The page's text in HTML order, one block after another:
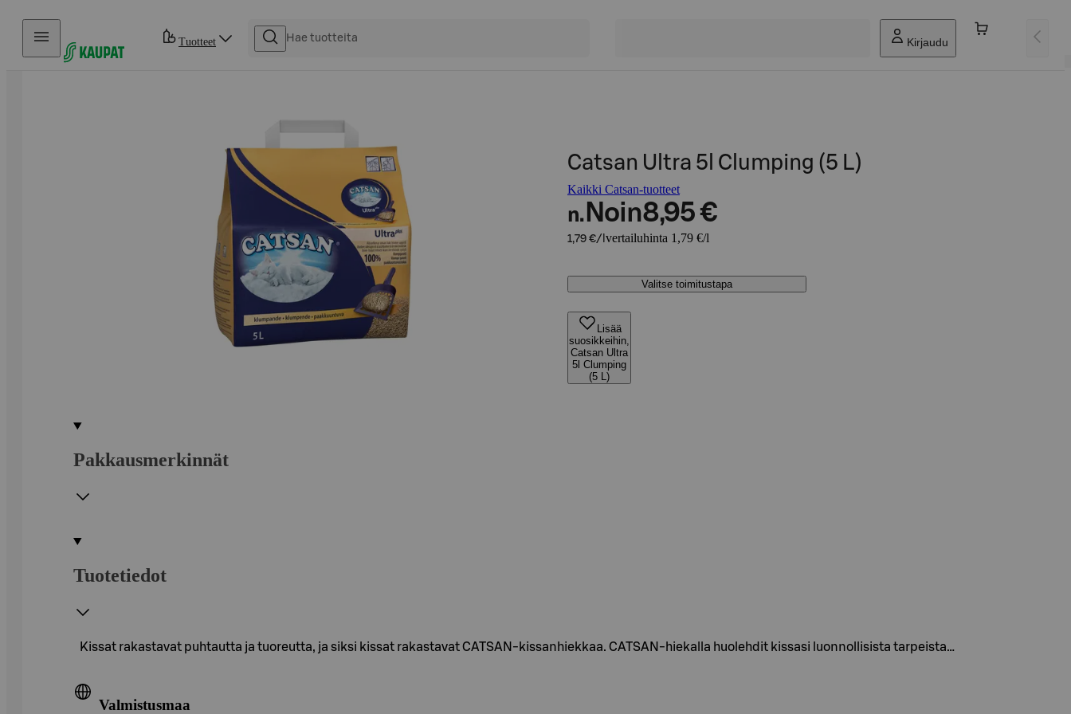
Hyppää sisältöön
Tuotteet Kirjaudu
Catsan Ultra 5l Clumping (5 L)
Kaikki Catsan-tuotteet
n. Noin8,95 €
1,79 €/l vertailuhinta 1,79 €/l
Valitse toimitustapa
Lisää
suosikkeihin,
Catsan Ultra
5l Clumping
(5 L)
Pakkausmerkinnät
Tuotetiedot
Kissat rakastavat puhtautta ja tuoreutta, ja siksi kissat rakastavat CATSAN-kissanhiekkaa. CATSAN-hiekalla huolehdit kissasi luonnollisista tarpeista…
Valmistusmaa